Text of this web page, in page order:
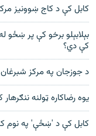
کابل کې د کاج ښوونیز
بېلابېلو برخو کې پر
کې دي؟
د جوزجان په مرکز
يوه رضاکاره ټولنه
کابل کې د 'ښځې' په نوم